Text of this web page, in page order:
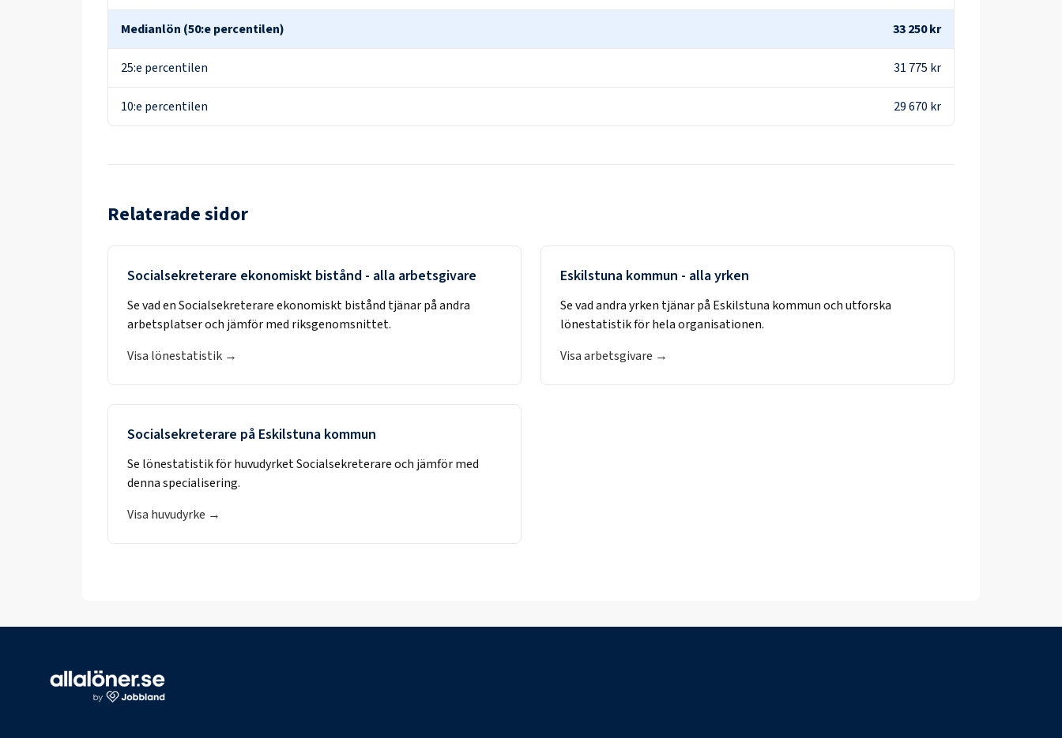
Medianlön (50:e percentilen) 33 250 kr
25:e percentilen 31 775 kr
10:e percentilen 29 670 kr
Relaterade sidor
Socialsekreterare ekonomiskt bistånd - alla arbetsgivare
Se vad enSocialsekreterare ekonomiskt bistånd tjänar på andra
arbetsplatser och jämför med riksgenomsnittet.
Visa lönestatistik →
Eskilstuna kommun - alla yrken
Se vad andra yrken tjänar på Eskilstuna kommunoch utforska
lönestatistik för hela organisationen.
Visa arbetsgivare →
Socialsekreterare på Eskilstuna kommun
Se lönestatistik för huvudyrketSocialsekreterareoch jämför med
denna specialisering.
Visa huvudyrke →